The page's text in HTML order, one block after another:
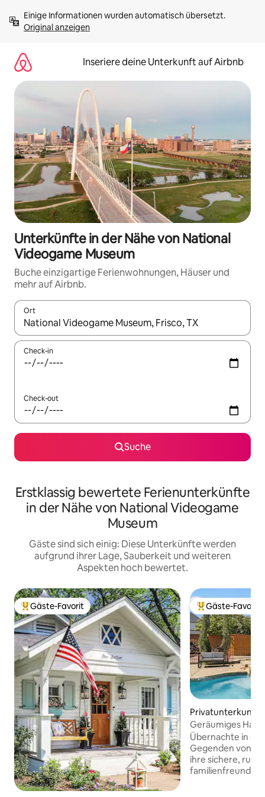
Inhalten
springenOriginal anzeigen
Inseriere deine Unterkunft auf Airbnb
Unterkünfte in der Nähe von National
Videogame Museum
Buche einzigartige Ferienwohnungen, Häuser und
mehr auf Airbnb.
Ort
Wenn Ergebnisse verfügbar sind, navigiere mit den
Check-in
Check-out
Suche
Erstklassig bewertete Ferienunterkünfte
in der Nähe von National Videogame
Museum
Gäste sind sich einig: Diese Unterkünfte werden
aufgrund ihrer Lage, Sauberkeit und weiteren
Aspekten hoch bewertet.
Beliebter Gäste-Favorit.
Gäste-Favorit Beliebter Gäste-
Gäste-Favorit
Privatunterkunft
Geräumiges
der Nähe der
Übernachte in
Gegenden von
ihre sichere,